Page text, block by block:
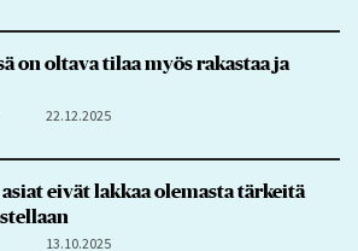
on oltava tilaa myös rakastaa ja
22.12.2025
eivät lakkaa olemasta tärkeitä
13.10.2025